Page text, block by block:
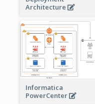
Architecture
Informatica
PowerCenter